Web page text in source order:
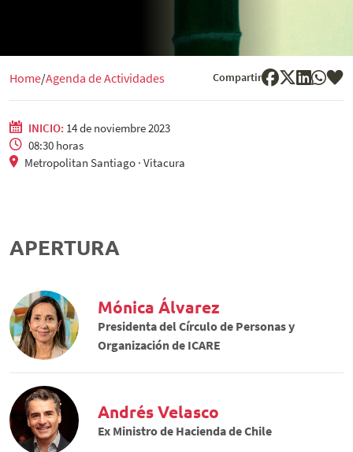
Home Agenda de Actividades Compartir
INICIO: 14 de noviembre 2023
08:30 horas
Metropolitan Santiago · Vitacura
APERTURA
Mónica Álvarez
Presidenta del Círculo de Personas y
Organización de ICARE
Andrés Velasco
Ex Ministro de Hacienda de Chile